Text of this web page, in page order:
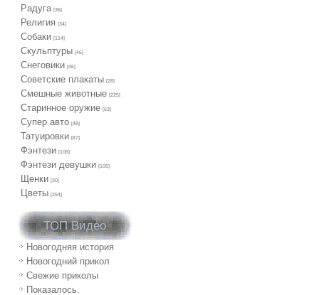
Радуга [36]
Религия [34]
Собаки [114]
Скульптуры [46]
Снеговики [46]
Советские плакаты [28]
Смешные животные [225]
Старинное оружие [63]
Супер авто [48]
Татуировки [87]
Фэнтези [106]
Фэнтези девушки [105]
Щенки [30]
Цветы [254]
ТОП Видео
Новогодняя история
Новогодний прикол
Свежие приколы
Показалось.